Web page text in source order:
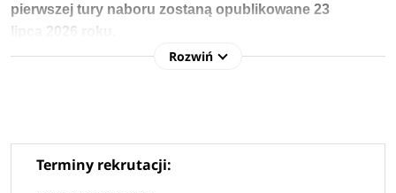
pierwszej tury naboru zostaną opublikowane 23
lipca
2026 roku.
się różnić, szczegółówe informacje znajdziesz na
Rozwiń
Terminy rekrutacji: